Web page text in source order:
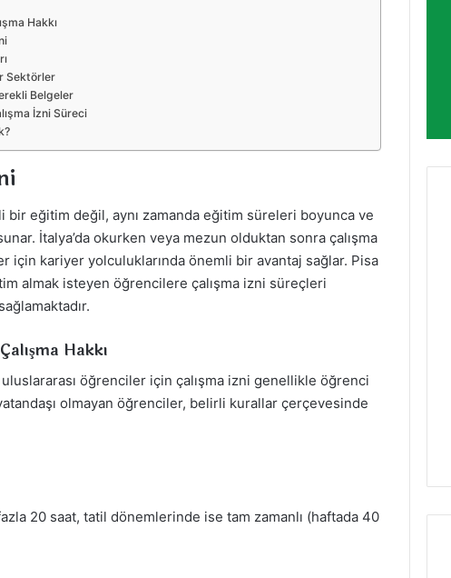
Hakkı
Sektörler
Belgeler
İzni Süreci
eğitim değil, aynı zamanda eğitim süreleri boyunca ve
İtalya’da okurken veya mezun olduktan sonra çalışma
için kariyer yolculuklarında önemli bir avantaj sağlar. Pisa
almak isteyen öğrencilere çalışma izni süreçleri
Hakkı
uluslararası öğrenciler için çalışma izni genellikle öğrenci
olmayan öğrenciler, belirli kurallar çerçevesinde
20 saat, tatil dönemlerinde ise tam zamanlı (haftada 40